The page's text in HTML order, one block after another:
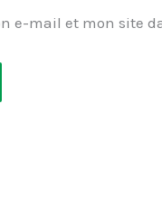
e-mail et mon site